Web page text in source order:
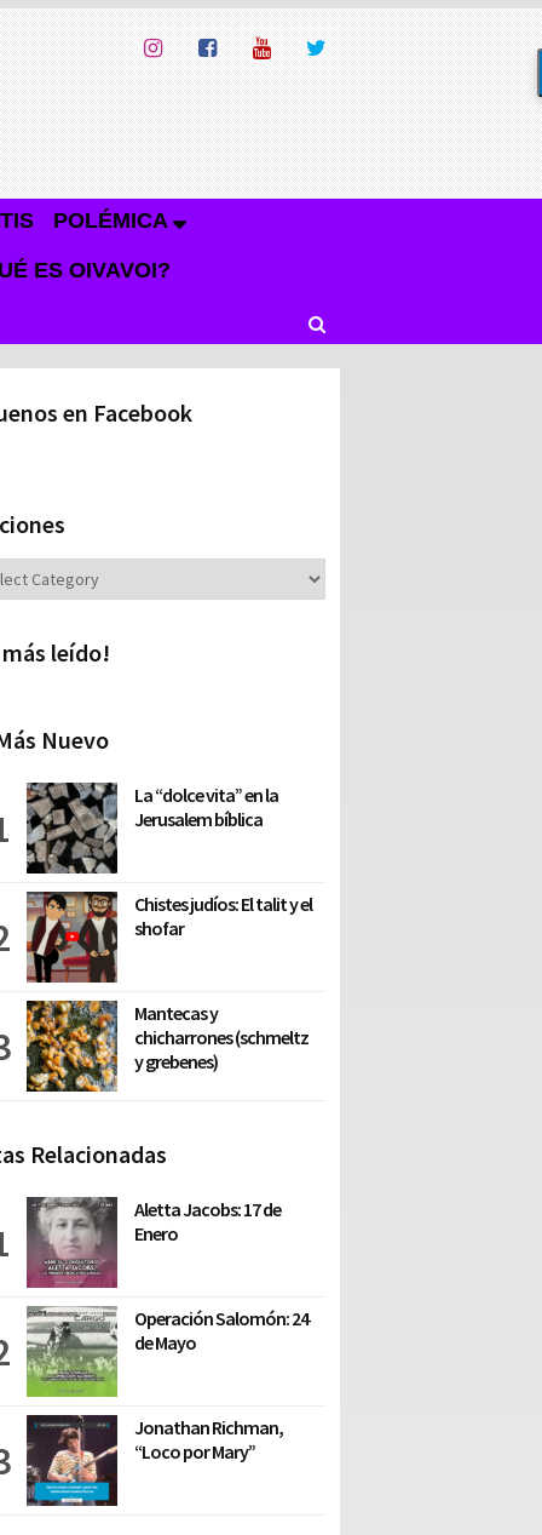
POLÉMICA
ES OIVAVOI?
en Facebook
más leído!
Nuevo
La “dolce vita” en la
Jerusalem bíblica
Chistes judíos: El talit y el
shofar
Mantecas y
chicharrones (schmeltz
y grebenes)
Relacionadas
Aletta Jacobs: 17 de
Enero
Operación Salomón: 24
de Mayo
Jonathan Richman,
“Loco por Mary”